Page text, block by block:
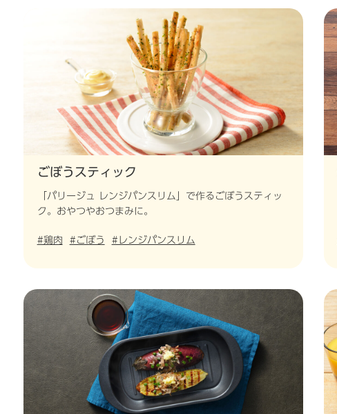
ごぼうスティック
「パリージュ レンジパンスリム」で作るごぼうスティッ
ク。おやつやおつまみに。
#鶏肉 #ごぼう #レンジパンスリム